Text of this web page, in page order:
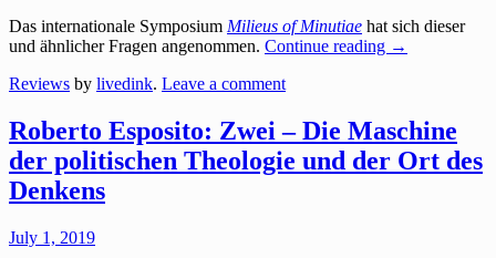
Das internationale Symposium Milieus of Minutiae hat sich dieser
und ähnlicher Fragen angenommen. Continue reading →
Reviews by livedink. Leave a comment
Roberto Esposito: Zwei – Die Maschine
der politischen Theologie und der Ort des
Denkens
July 1, 2019